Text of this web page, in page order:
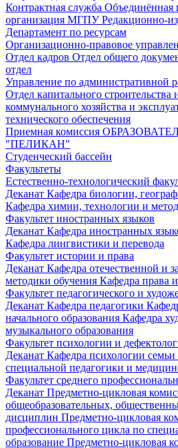
Контрактная служба Объединённая
организация МГПУРедакционно-
Департамент по ресурсам
Организационно-правовое
Отдел кадров Отдел общего
отдел
Управление по административной
Отдел капитального строительства
коммунального хозяйства и
технического обеспечения
Приемная комиссия
"ПЕЛИКАН"
Студенческий бассейн
Факультеты
Естественно-технологический
Деканат Кафедра биологии,
Кафедра химии, технологии и
Факультет иностранных языков
Деканат Кафедра иностранных
Кафедра лингвистики и перевода
Факультет истории и права
Деканат Кафедра отечественной и
методики обучения Кафедра права
Факультет педагогического и
Деканат Кафедра педагогики
начального образования Кафедра
музыкального образования
Факультет психологии и
Деканат Кафедра психологии семьи
специальной педагогики и
Факультет среднего
Деканат Предметно-цикловая
общеобразовательных,
дисциплин Предметно-цикловая
профессионального цикла по
образование Предметно-цикловая